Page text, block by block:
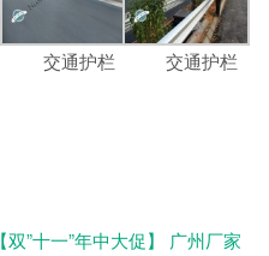
交通护栏 交通护栏
【双”十一”年中大促】 广州厂家